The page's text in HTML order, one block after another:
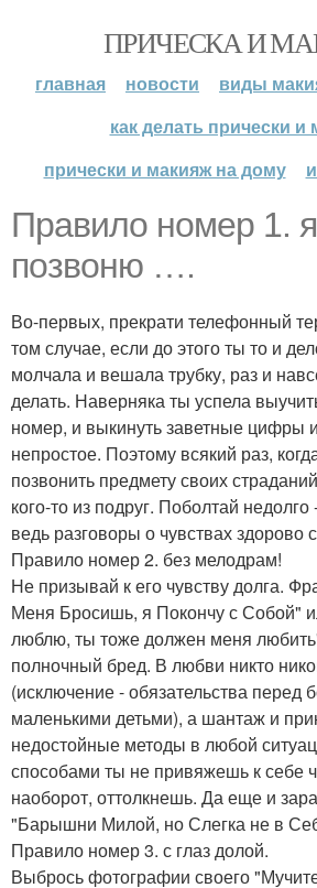
ПРИЧЕСКА И
главная новости
виды
как делать прически и
прически и макияж на дому
Правило номер 1.
позвоню ….
Во-первых, прекрати телефонный
том случае, если до этого ты то и
молчала и вешала трубку, раз и
делать. Наверняка ты успела
номер, и выкинуть заветные цифры
непростое. Поэтому всякий раз,
позвонить предмету своих
кого-то из подруг. Поболтай недолго
ведь разговоры о чувствах здорово
Правило номер 2. без мелодрам!
Не призывай к его чувству долга.
Меня Бросишь, я Покончу с Собой"
люблю, ты тоже должен меня
полночный бред. В любви никто
(исключение - обязательства перед
маленькими детьми), а шантаж и
недостойные методы в любой
способами ты не привяжешь к себе
наоборот, оттолкнешь. Да еще и
"Барышни Милой, но Слегка не в
Правило номер 3. с глаз долой.
Выбрось фотографии своего